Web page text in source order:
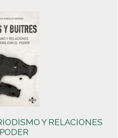
Y RELACIONES